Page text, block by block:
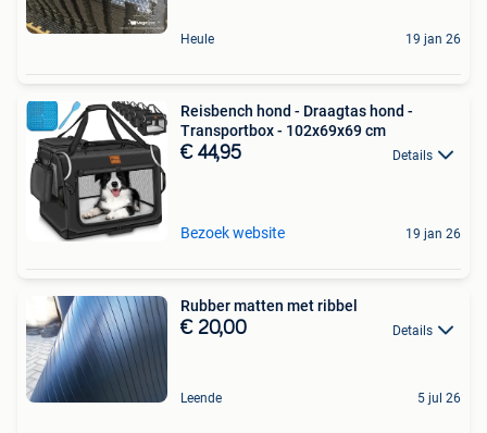
Heule 19 jan 26
Reisbench hond - Draagtas hond -
Transportbox - 102x69x69 cm
€ 44,95 Details
Bezoek website 19 jan 26
Rubber matten met ribbel
€ 20,00 Details
Leende 5 jul 26